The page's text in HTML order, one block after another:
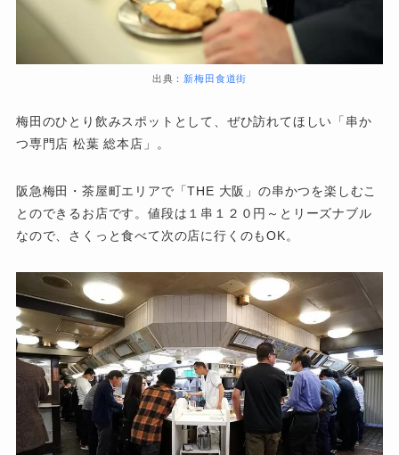
出典： 新梅田食道街
梅田のひとり飲みスポットとして、ぜひ訪れてほしい「串か
つ専門店 松葉 総本店」。
阪急梅田・茶屋町エリアで「THE 大阪」の串かつを楽しむこ
とのできるお店です。値段は１串１２０円～とリーズナブル
なので、さくっと食べて次の店に行くのもOK。